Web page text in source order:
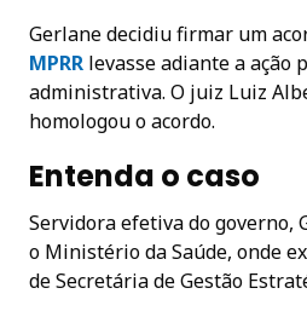
Gerlane decidiu firmar um
MPRR levasse adiante a ação
administrativa. O juiz Luiz
homologou o acordo.
Entenda o caso
Servidora efetiva do governo,
o Ministério da Saúde, onde
de Secretária de Gestão